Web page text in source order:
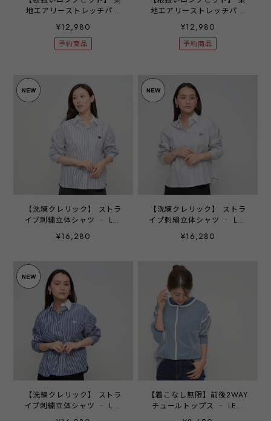
地エアリーストレッチパー
カー - LEQ-2473C ライトベ
ージュ ‐
¥12,980
予約商品
地エアリーストレッチパー
カー - LEQ-2473C ブラック
‐
¥12,980
予約商品
【洗練クレリック】 ストラ
イプ刺繍立体シャツ ‐ LEI-
¥16,280
【洗練クレリック】 ストラ
イプ刺繍立体シャツ ‐ LEI-
2654 グレー×オフ ‐
¥16,280
【洗練クレリック】 ストラ
イプ刺繍立体シャツ ‐ LEI-
2654 ネイビー×オフ ‐
【着こなし無限】前後2WAY
チュールトップス ‐ LER-
25113 オフ ‐